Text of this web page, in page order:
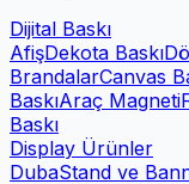
Dijital Baskı
AfişDekota Baskı
BrandalarCanvas
BaskıAraç Magneti
Baskı
Display Ürünler
DubaStand ve